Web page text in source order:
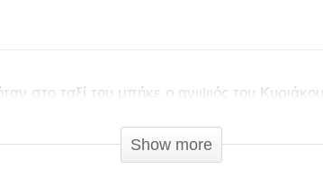
στο ταξί του μπήκε ο ανιψιός του
Show more